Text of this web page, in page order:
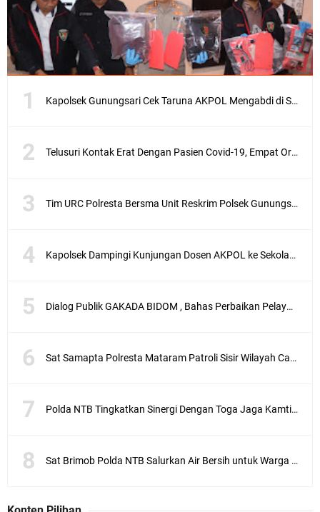
Kapolsek Gunungsari Cek Taruna AKPOL Mengabdi di SRD 4
Telusuri Kontak Erat Dengan Pasien Covid-19, Empat Orang di Desa Kedaro Sekotong Dirapid
Tim URC Polresta Bersma Unit Reskrim Polsek Gunungsari Tangkap Pelaku Curanmor
Kapolsek Dampingi Kunjungan Dosen AKPOL ke Sekolah Rakyat Gunungsari
Dialog Publik GAKADA BIDOM , Bahas Perbaikan Pelayanan Medis di NTB
Sat Samapta Polresta Mataram Patroli Sisir Wilayah Cakranegara
Polda NTB Tingkatkan Sinergi Dengan Toga Jaga Kamtibmas
Sat Brimob Polda NTB Salurkan Air Bersih untuk Warga Terdampak Kekeringan